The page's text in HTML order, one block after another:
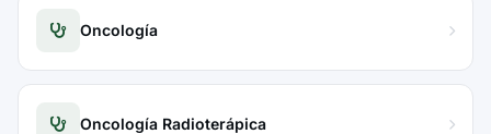
Oncología
Oncología Radioterápica